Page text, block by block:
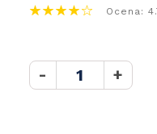
Ocena:
- +